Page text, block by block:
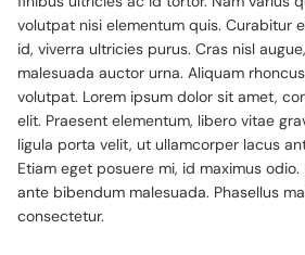
volutpat nisi elementum quis. Curabitur
id, viverra ultricies purus. Cras nisl
malesuada auctor urna. Aliquam
volutpat. Lorem ipsum dolor sit amet,
elit. Praesent elementum, libero vitae
ligula porta velit, ut ullamcorper lacus
Etiam eget posuere mi, id maximus
ante bibendum malesuada. Phasellus
consectetur.